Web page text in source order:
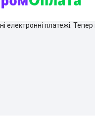
електронні платежі.